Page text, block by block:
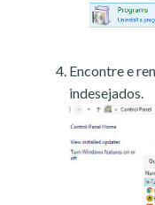
Encontre e
indesejados.